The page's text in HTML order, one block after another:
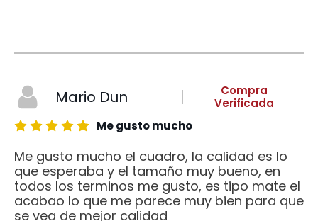
Mario Dun
Compra
Verificada
Me gusto mucho
Me gusto mucho el cuadro, la calidad es lo
que esperaba y el tamaño muy bueno, en
todos los terminos me gusto, es tipo mate el
acabao lo que me parece muy bien para que
se vea de mejor calidad